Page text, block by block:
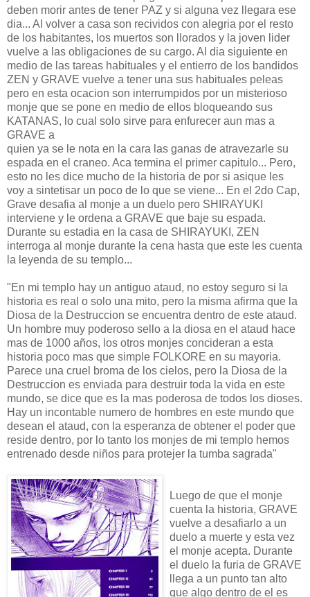
deben morir antes de tener PAZ y si alguna vez llegara ese
dia... Al volver a casa son recividos con alegria por el resto
de los habitantes, los muertos son llorados y la joven lider
vuelve a las obligaciones de su cargo. Al dia siguiente en
medio de las tareas habituales y el entierro de los bandidos
ZEN y GRAVE vuelve a tener una sus habituales peleas
pero en esta ocacion son interrumpidos por un misterioso
monje que se pone en medio de ellos bloqueando sus
KATANAS, lo cual solo sirve para enfurecer aun mas a
GRAVE a
quien ya se le nota en la cara las ganas de atravezarle su
espada en el craneo. Aca termina el primer capitulo... Pero,
esto no les dice mucho de la historia de por si asique les
voy a sintetisar un poco de lo que se viene... En el 2do Cap,
Grave desafia al monje a un duelo pero SHIRAYUKI
interviene y le ordena a GRAVE que baje su espada.
Durante su estadia en la casa de SHIRAYUKI, ZEN
interroga al monje durante la cena hasta que este les cuenta
la leyenda de su templo...
"En mi templo hay un antiguo ataud, no estoy seguro si la
historia es real o solo una mito, pero la misma afirma que la
Diosa de la Destruccion se encuentra dentro de este ataud.
Un hombre muy poderoso sello a la diosa en el ataud hace
mas de 1000 años, los otros monjes concideran a esta
historia poco mas que simple FOLKORE en su mayoria.
Parece una cruel broma de los cielos, pero la Diosa de la
Destruccion es enviada para destruir toda la vida en este
mundo, se dice que es la mas poderosa de todos los dioses.
Hay un incontable numero de hombres en este mundo que
desean el ataud, con la esperanza de obtener el poder que
reside dentro, por lo tanto los monjes de mi templo hemos
entrenado desde niños para protejer la tumba sagrada"
Luego de que el monje
cuenta la historia, GRAVE
vuelve a desafiarlo a un
duelo a muerte y esta vez
el monje acepta. Durante
el duelo la furia de GRAVE
llega a un punto tan alto
que algo dentro de el es